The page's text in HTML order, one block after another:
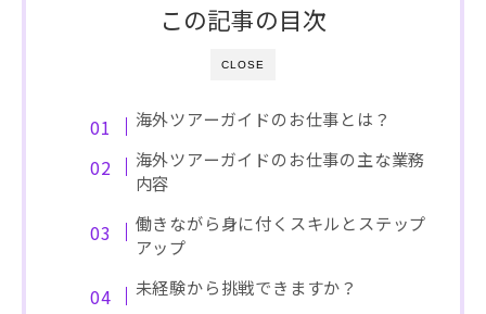
CLOSE
この記事の目次
海外ツアーガイドのお仕事とは？
海外ツアーガイドのお仕事の主な業務
内容
働きながら身に付くスキルとステップ
アップ
未経験から挑戦できますか？